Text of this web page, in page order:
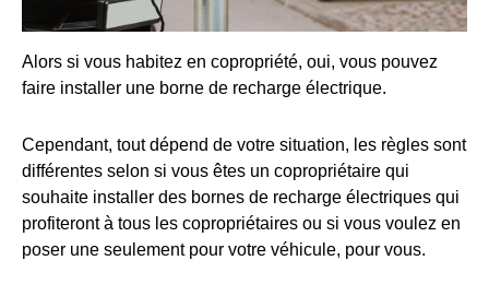
Alors si vous habitez en copropriété, oui, vous pouvez
faire installer une borne de recharge électrique.
Cependant, tout dépend de votre situation, les règles sont
différentes selon si vous êtes un copropriétaire qui
souhaite installer des bornes de recharge électriques qui
profiteront à tous les copropriétaires ou si vous voulez en
poser une seulement pour votre véhicule, pour vous.